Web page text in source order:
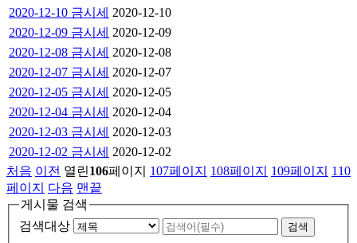
2020-12-10 금시세 2020-12-10
2020-12-09 금시세 2020-12-09
2020-12-08 금시세 2020-12-08
2020-12-07 금시세 2020-12-07
2020-12-05 금시세 2020-12-05
2020-12-04 금시세 2020-12-04
2020-12-03 금시세 2020-12-03
2020-12-02 금시세 2020-12-02
처음 이전 열린106페이지 107페이지 108페이지 109페이지
110
페이지
다음 맨끝
게시물 검색
검색대상